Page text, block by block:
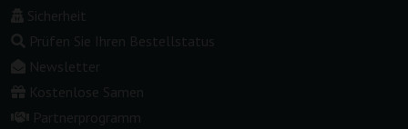
Sicherheit
Prüfen Sie Ihren Bestellstatus
Newsletter
Kostenlose Samen
Partnerprogramm